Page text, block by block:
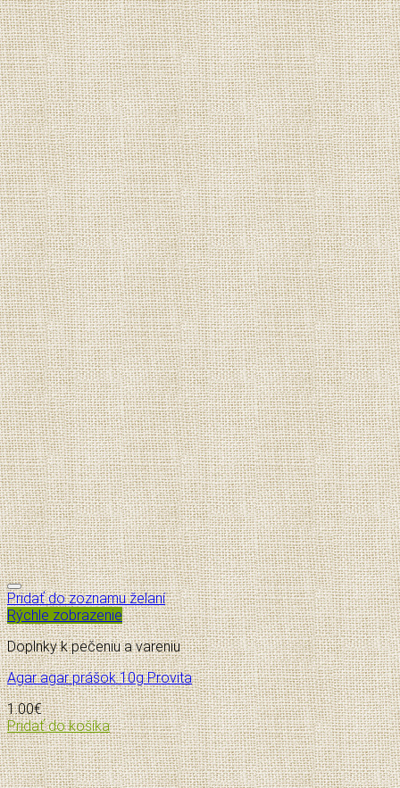
Pridať do zoznamu želaní
Rýchle zobrazenie
Doplnky k pečeniu a vareniu
Agar agar prášok 10g Provita
1.00€
Pridať do košíka